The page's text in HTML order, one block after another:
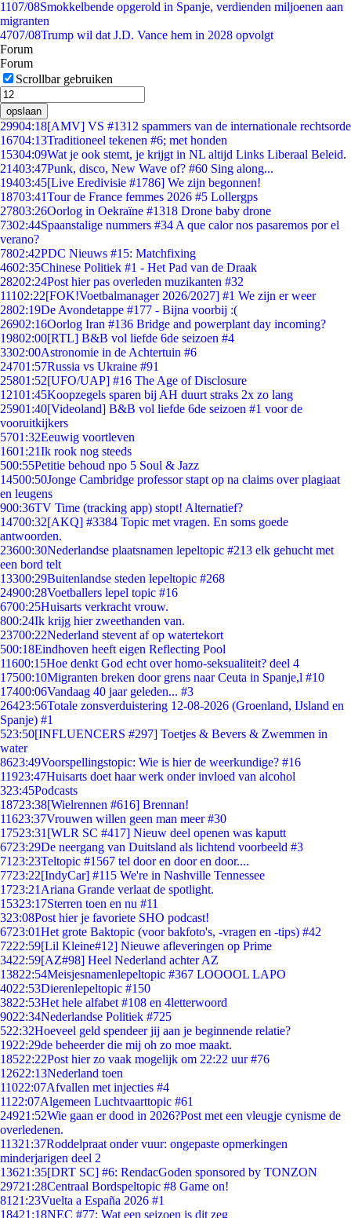
1107/08Smokkelbende opgerold in Spanje, verdienden miljoenen aan
migranten
4707/08Trump wil dat J.D. Vance hem in 2028 opvolgt
Forum
Forum
Scrollbar gebruiken
opslaan
29904:18[AMV] VS #1312 spammers van de internationale rechtsorde
16704:13Traditioneel tekenen #6; met honden
15304:09Wat je ook stemt, je krijgt in NL altijd Links Liberaal Beleid.
21403:47Punk, disco, New Wave of? #60 Sing along...
19403:45[Live Eredivisie #1786] We zijn begonnen!
18703:41Tour de France femmes 2026 #5 Lollergps
27803:26Oorlog in Oekraïne #1318 Drone baby drone
7302:44Spaanstalige nummers #34 A que calor nos pasaremos por el
verano?
7802:42PDC Nieuws #15: Matchfixing
4602:35Chinese Politiek #1 - Het Pad van de Draak
28202:24Post hier pas overleden muzikanten #32
11102:22[FOK!Voetbalmanager 2026/2027] #1 We zijn er weer
2802:19De Avondetappe #177 - Bijna voorbij :(
26902:16Oorlog Iran #136 Bridge and powerplant day incoming?
19802:00[RTL] B&B vol liefde 6de seizoen #4
3302:00Astronomie in de Achtertuin #6
24701:57Russia vs Ukraine #91
25801:52[UFO/UAP] #16 The Age of Disclosure
12101:45Koopzegels sparen bij AH duurt straks 2x zo lang
25901:40[Videoland] B&B vol liefde 6de seizoen #1 voor de
vooruitkijkers
5701:32Eeuwig voortleven
1601:21Ik rook nog steeds
500:55Petitie behoud npo 5 Soul & Jazz
14500:50Jonge Cambridge professor stapt op na claims over plagiaat
en leugens
900:36TV Time (tracking app) stopt! Alternatief?
14700:32[AKQ] #3384 Topic met vragen. En soms goede
antwoorden.
23600:30Nederlandse plaatsnamen lepeltopic #213 elk gehucht met
een bord telt
13300:29Buitenlandse steden lepeltopic #268
24900:28Voetballers lepel topic #16
6700:25Huisarts verkracht vrouw.
800:24Ik krijg hier zweethanden van.
23700:22Nederland stevent af op watertekort
500:18Eindhoven heeft eigen Reflecting Pool
11600:15Hoe denkt God echt over homo-seksualiteit? deel 4
17500:10Migranten breken door grens naar Ceuta in Spanje,l #10
17400:06Vandaag 40 jaar geleden... #3
26423:56Totale zonsverduistering 12-08-2026 (Groenland, IJsland en
Spanje) #1
523:50[INFLUENCERS #297] Toetjes & Bevers & Zwemmen in
water
8623:49Voorspellingstopic: Wie is hier de weerkundige? #16
11923:47Huisarts doet haar werk onder invloed van alcohol
323:45Podcasts
18723:38[Wielrennen #616] Brennan!
11623:37Vrouwen willen geen man meer #30
17523:31 [WLR SC #417] Nieuw deel openen was kaputt
6723:29De neergang van Duitsland als lichtend voorbeeld #3
71 23:23Teltopic #1567 tel door en door en door....
7723:22[IndyCar] #115 We're in Nashville Tennessee
1723:21 Ariana Grande verlaat de spotlight.
15323:17Sterren toen en nu #11
323:08Post hier je favoriete SHO podcast!
6723:01Het grote Baktopic (voor bakfoto's, -vragen en -tips) #42
7222:59[Lil Kleine#12] Nieuwe afleveringen op Prime
3422:59[AZ#98] Heel Nederland achter AZ
13822:54Meisjesnamenlepeltopic #367 LOOOOL LAPO
4022:53Dierenlepeltopic #150
3822:53Het hele alfabet #108 en 4letterwoord
9022:34Nederlandse Politiek #725
522:32Hoeveel geld spendeer jij aan je beginnende relatie?
1922:29de beheerder die mij oh zo moe maakt.
18522:22Post hier zo vaak mogelijk om 22:22 uur #76
12622:13Nederland toen
11022:07Afvallen met injecties #4
11 22:07Algemeen Luchtvaarttopic #61
24921:52Wie gaan er dood in 2026?Post met een vleugje cynisme de
overledenen.
11321:37Roddelpraat onder vuur: ongepaste opmerkingen
minderjarigen deel 2
13621:35[DRT SC] #6: RendacGoden sponsored by TONZON
29721:28Centraal Bordspeltopic #8 Game on!
81 21:23Vuelta a España 2026 #1
18421:18NEC #77: Wat een seizoen is dit zeg